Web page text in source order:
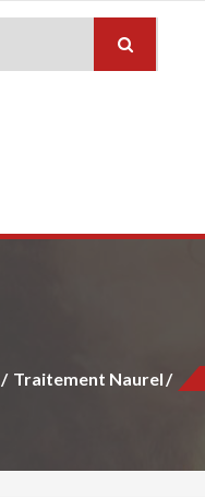
Traitement Naurel